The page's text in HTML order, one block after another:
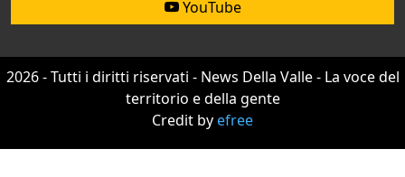
YouTube
2026 - Tutti i diritti riservati - News Della Valle - La voce del
territorio e della gente
Credit byefree